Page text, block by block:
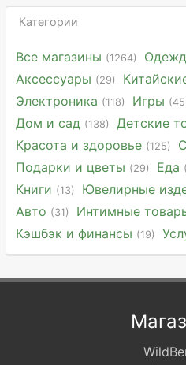
Категории
Все магазины (1264)
Аксессуары (29)
Электроника (118) Игры
Дом и сад (138) Детские
Красота и здоровье (125)
Подарки и цветы (29) Еда
Книги (13) Ювелирные
Авто (31) Интимные
Кэшбэк и финансы (19)